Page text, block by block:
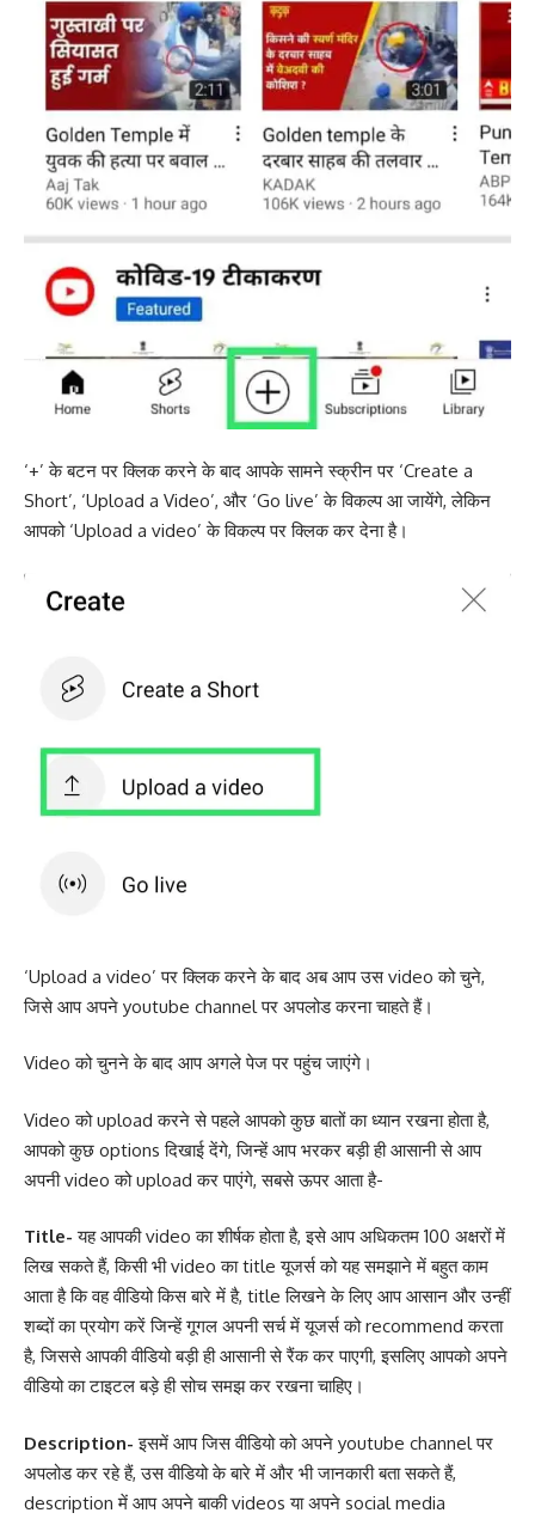
‘+’ के बटन पर क्लिक करने के बाद आपके सामने स्क्रीन पर ‘Create a
Short’, ‘Upload a Video’, और ‘Go live’ के विकल्प आ जायेंगे, लेकिन
आपको ‘Upload a video’ के विकल्प पर क्लिक कर देना है।
‘Upload a video’ पर क्लिक करने के बाद अब आप उस video को चुने,
जिसे आप अपने youtube channel पर अपलोड करना चाहते हैं।
Video को चुनने के बाद आप अगले पेज पर पहुंच जाएंगे।
Video को upload करने से पहले आपको कुछ बातों का ध्यान रखना होता है,
आपको कुछ options दिखाई देंगे, जिन्हें आप भरकर बड़ी ही आसानी से आप
अपनी video को upload कर पाएंगे, सबसे ऊपर आता है-
Title- यह आपकी video का शीर्षक होता है, इसे आप अधिकतम 100 अक्षरों में
लिख सकते हैं, किसी भी video का title यूजर्स को यह समझाने में बहुत काम
आता है कि वह वीडियो किस बारे में है, title लिखने के लिए आप आसान और उन्हीं
शब्दों का प्रयोग करें जिन्हें गूगल अपनी सर्च में यूजर्स को recommend करता
है, जिससे आपकी वीडियो बड़ी ही आसानी से रैंक कर पाएगी, इसलिए आपको अपने
वीडियो का टाइटल बड़े ही सोच समझ कर रखना चाहिए।
Description- इसमें आप जिस वीडियो को अपने youtube channel पर
अपलोड कर रहे हैं, उस वीडियो के बारे में और भी जानकारी बता सकते हैं,
description में आप अपने बाकी videos या अपने social media